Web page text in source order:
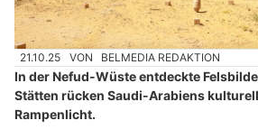
21.10.25 VON BELMEDIA REDAKTION
In der Nefud-Wüste entdeckte
Stätten rücken Saudi-Arabiens
Rampenlicht.